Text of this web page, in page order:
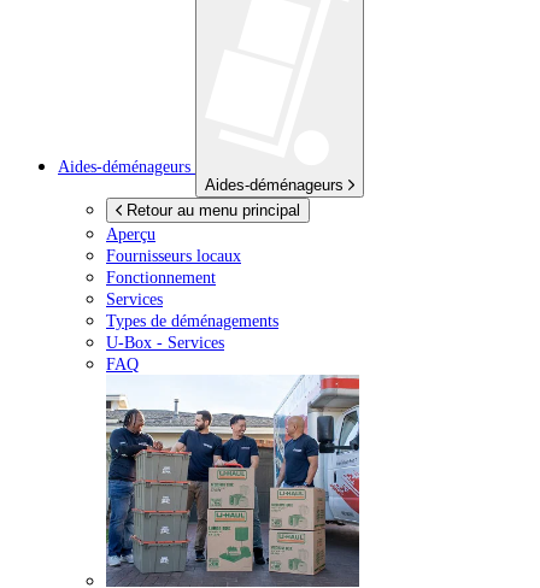
Aides-déménageurs
Aides-déménageurs
Retour au menu principal
Aperçu
Fournisseurs locaux
Fonctionnement
Services
Types de déménagements
U-Box - Services
FAQ